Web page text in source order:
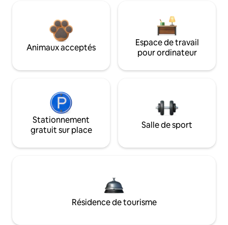
Animaux acceptés
Espace de travail
pour ordinateur
Stationnement
gratuit sur place
Salle de sport
Résidence de tourisme